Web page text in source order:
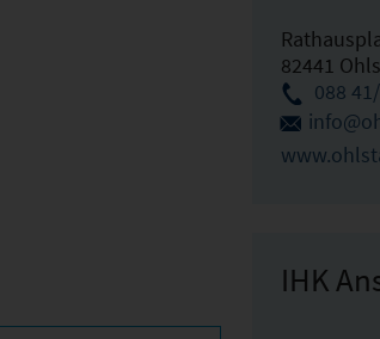
82441
088
IHK